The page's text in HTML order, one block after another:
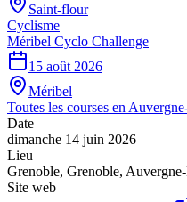
Saint-flour
Cyclisme
Méribel Cyclo Challenge
15 août 2026
Méribel
Toutes les courses en
Date
dimanche 14 juin 2026
Lieu
Grenoble, Grenoble,
Site web